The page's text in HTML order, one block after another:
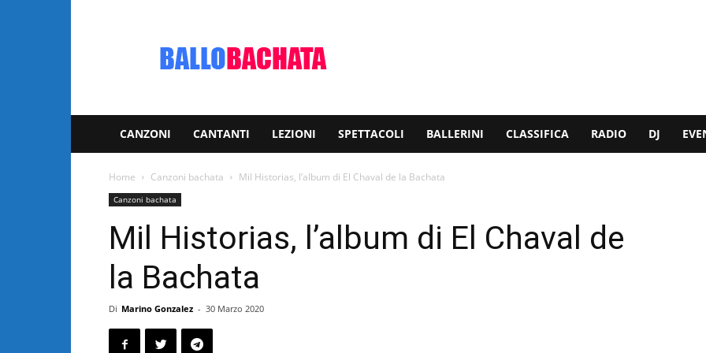
video
CANZONI CANTANTI LEZIONI SPETTACOLI BALLERINI CLASSIFICA RADIO DJ
Home Canzoni bachata Mil Historias, l’album di El Chaval de la Bachata
Canzoni bachata
Mil Historias, l’album di El Chaval de
la Bachata
Di Marino Gonzalez - 30 Marzo 2020